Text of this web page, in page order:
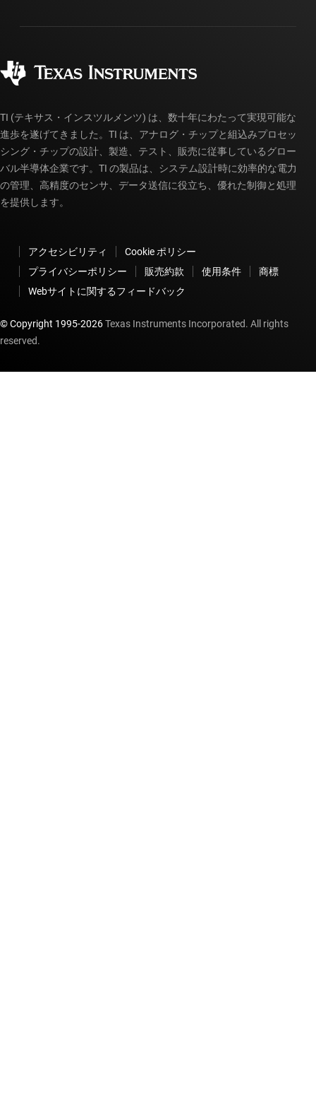
myTI アカウントの FAQ
ご注文に関する FAQ
TI (テキサス・インスツルメンツ) は、数十年にわたって実現可能な
進歩を遂げてきました。TI は、アナログ・チップと組込みプロセッ
シング・チップの設計、製造、テスト、販売に従事しているグロー
バル半導体企業です。TI の製品は、システム設計時に効率的な電力
の管理、高精度のセンサ、データ送信に役立ち、優れた制御と処理
を提供します。
アクセシビリティ
Cookie ポリシー
プライバシーポリシー
販売約款 使用条件
商標
Webサイトに関するフィードバック
© Copyright 1995-2026Texas Instruments Incorporated. All rights
reserved.